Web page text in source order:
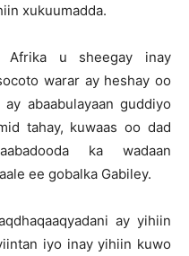
xukuumadda.
Afrika u sheegay inay
warar ay heshay oo
abaabulayaan guddiyo
tahay, kuwaas oo dad
ka wadaan
ee gobalka Gabiley.
ay yihiin
iyo inay yihiin kuwo